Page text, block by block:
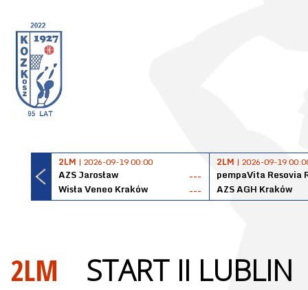
2LM | 2026-09-19 00:00
AZS Jarosław
---
Wisła Veneo Kraków
---
2LM | 2026-09-19
pempaVita Resovia
AZS AGH Kraków
2LM START II LUBLIN